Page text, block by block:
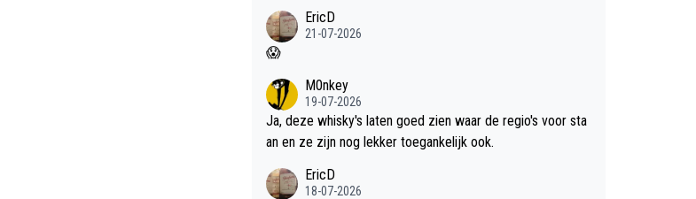
EricD
21-07-2026
😱
M0nkey
19-07-2026
Ja, deze whisky's laten goed zien waar de regio's voor sta
an en ze zijn nog lekker toegankelijk ook.
EricD
18-07-2026